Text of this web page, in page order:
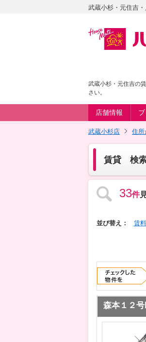
武蔵小杉・元住吉
武蔵小杉・元住吉の
さい。
店舗情報
武蔵小杉店 住所
賃貸 検
33件
並び替え： 賃
森本１２